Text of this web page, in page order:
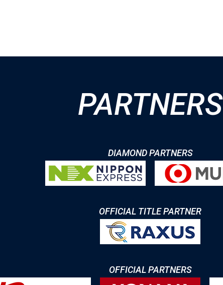
PARTNERS
DIAMOND PARTNERS
OFFICIAL TITLE PARTNER
OFFICIAL PARTNERS